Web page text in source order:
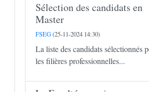
Sélection des candidats en
Master
FSEG(25-11-2024 14:30)
La liste des candidats sélectionnés
les filières professionnelles...